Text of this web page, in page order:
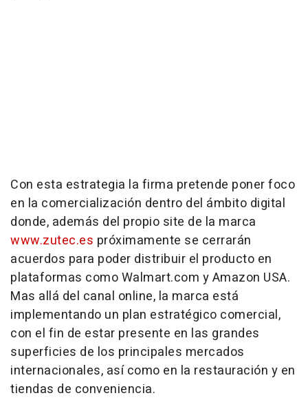
Con esta estrategia la firma pretende poner foco
en la comercialización dentro del ámbito digital
donde, además del propio site de la marca
www.zutec.es próximamente se cerrarán
acuerdos para poder distribuir el producto en
plataformas como Walmart.com y Amazon USA.
Mas allá del canal online, la marca está
implementando un plan estratégico comercial,
con el fin de estar presente en las grandes
superficies de los principales mercados
internacionales, así como en la restauración y en
tiendas de conveniencia.